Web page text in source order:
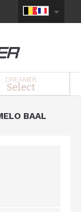
DREAMER
Select
BAAL